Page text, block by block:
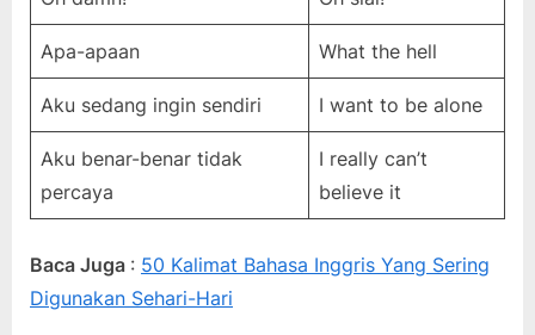
Apa-apaan What the hell
Aku sedang ingin sendiri I want to be alone
Aku benar-benar tidak
percaya
I really can’t
believe it
Baca Juga : 50 Kalimat Bahasa Inggris Yang Sering
Digunakan Sehari-Hari